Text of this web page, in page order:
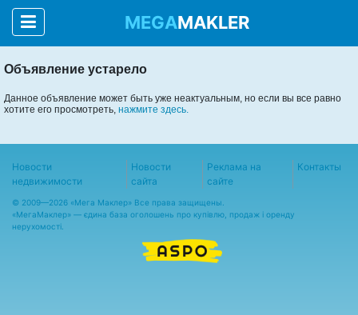
MEGAMAKLER
Объявление устарело
Данное объявление может быть уже неактуальным, но если вы все равно
хотите его просмотреть, нажмите здесь.
Новости
недвижимости
Новости
сайта
Реклама на
сайте
Контакты
© 2009—2026 «Мега Маклер» Все права защищены.
«МегаМаклер» — єдина база оголошень про купівлю, продаж і оренду
нерухомості.